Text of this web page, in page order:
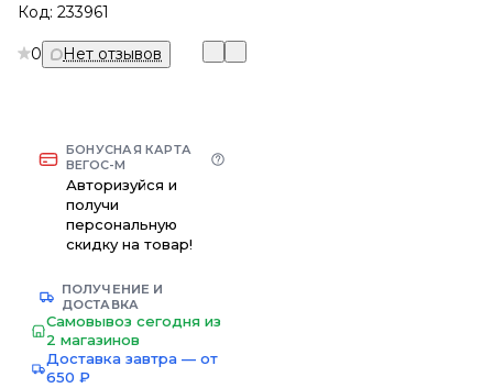
Код: 233961
0 Нет отзывов
БОНУСНАЯ КАРТА
ВЕГОС-М
Авторизуйся и
получи
персональную
скидку на товар!
ПОЛУЧЕНИЕ И
ДОСТАВКА
Самовывоз сегодня из
2 магазинов
Доставка завтра — от
650 ₽